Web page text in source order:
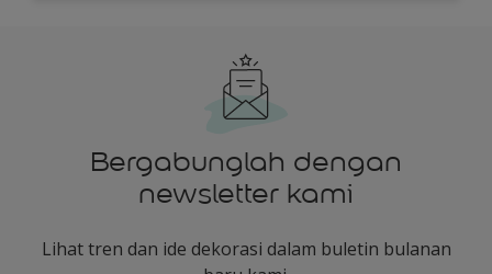
Bergabunglah dengan
newsletter kami
Lihat tren dan ide dekorasi dalam buletin bulanan